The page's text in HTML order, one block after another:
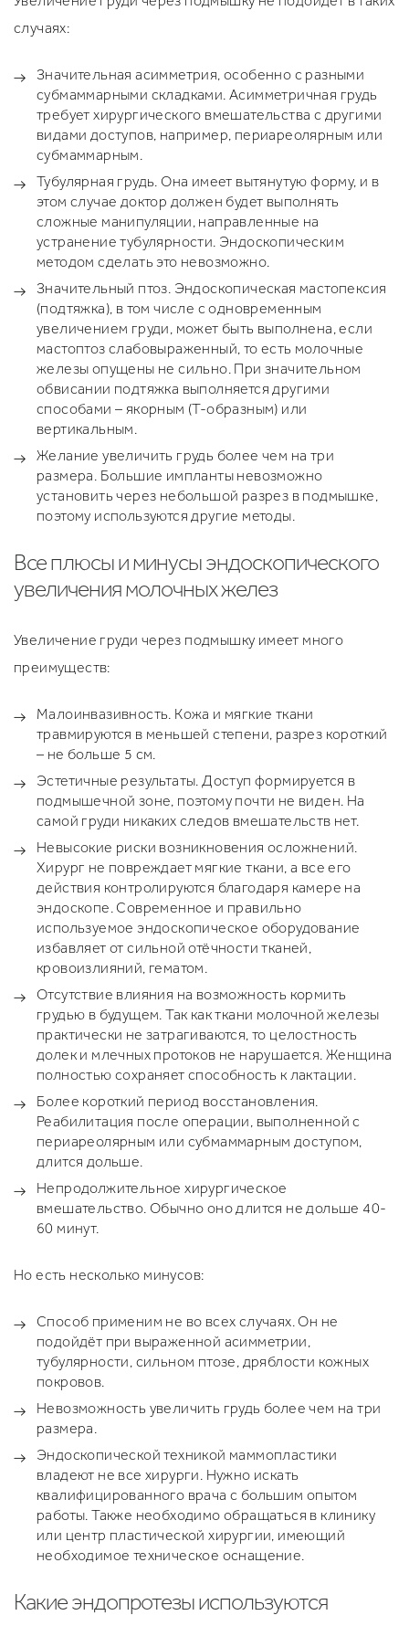
случаях:
Значительная асимметрия, особенно с разными
субмаммарными складками. Асимметричная грудь
требует хирургического вмешательства с другими
видами доступов, например, периареолярным или
субмаммарным.
Тубулярная грудь. Она имеет вытянутую форму, и в
этом случае доктор должен будет выполнять
сложные манипуляции, направленные на
устранение тубулярности. Эндоскопическим
методом сделать это невозможно.
Значительный птоз. Эндоскопическая мастопексия
(подтяжка), в том числе с одновременным
увеличением груди, может быть выполнена, если
мастоптоз слабовыраженный, то есть молочные
железы опущены не сильно. При значительном
обвисании подтяжка выполняется другими
способами – якорным (Т-образным) или
вертикальным.
Желание увеличить грудь более чем на три
размера. Большие импланты невозможно
установить через небольшой разрез в подмышке,
поэтому используются другие методы.
Все плюсы и минусы эндоскопического
увеличения молочных желез
Увеличение груди через подмышку имеет много
преимуществ:
Малоинвазивность. Кожа и мягкие ткани
травмируются в меньшей степени, разрез короткий
– не больше 5 см.
Эстетичные результаты. Доступ формируется в
подмышечной зоне, поэтому почти не виден. На
самой груди никаких следов вмешательств нет.
Невысокие риски возникновения осложнений.
Хирург не повреждает мягкие ткани, а все его
действия контролируются благодаря камере на
эндоскопе. Современное и правильно
используемое эндоскопическое оборудование
избавляет от сильной отёчности тканей,
кровоизлияний, гематом.
Отсутствие влияния на возможность кормить
грудью в будущем. Так как ткани молочной железы
практически не затрагиваются, то целостность
долек и млечных протоков не нарушается. Женщина
полностью сохраняет способность к лактации.
Более короткий период восстановления.
Реабилитация после операции, выполненной с
периареолярным или субмаммарным доступом,
длится дольше.
Непродолжительное хирургическое
вмешательство. Обычно оно длится не дольше 40-
60 минут.
Но есть несколько минусов:
Способ применим не во всех случаях. Он не
подойдёт при выраженной асимметрии,
тубулярности, сильном птозе, дряблости кожных
покровов.
Невозможность увеличить грудь более чем на три
размера.
Эндоскопической техникой маммопластики
владеют не все хирурги. Нужно искать
квалифицированного врача с большим опытом
работы. Также необходимо обращаться в клинику
или центр пластической хирургии, имеющий
необходимое техническое оснащение.
Какие эндопротезы используются